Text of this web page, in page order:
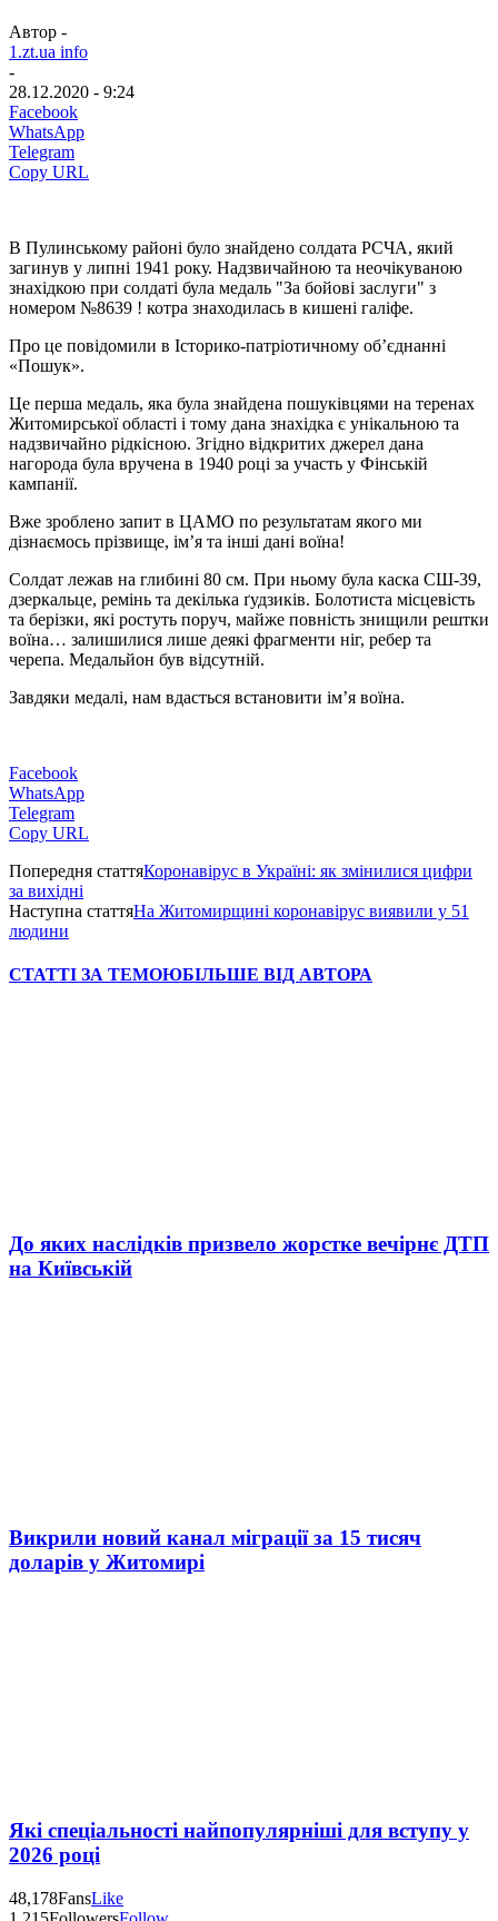
Автор -
1.zt.ua info
-
28.12.2020 - 9:24
Facebook
WhatsApp
Telegram
Copy URL
В Пулинському районі було знайдено солдата РСЧА, який
загинув у липні 1941 року. Надзвичайною та неочікуваною
знахідкою при солдаті була медаль "За бойові заслуги" з
номером №8639 ! котра знаходилась в кишені галіфе.
Про це повідомили в Історико-патріотичному об’єднанні
«Пошук».
Це перша медаль, яка була знайдена пошуківцями на теренах
Житомирської області і тому дана знахідка є унікальною та
надзвичайно рідкісною. Згідно відкритих джерел дана
нагорода була вручена в 1940 році за участь у Фінській
кампанії.
Вже зроблено запит в ЦАМО по результатам якого ми
дізнаємось прізвище, ім’я та інші дані воїна!
Солдат лежав на глибині 80 см. При ньому була каска СШ-39,
дзеркальце, ремінь та декілька ґудзиків. Болотиста місцевість
та берізки, які ростуть поруч, майже повність знищили рештки
воїна… залишилися лише деякі фрагменти ніг, ребер та
черепа. Медальйон був відсутній.
Завдяки медалі, нам вдасться встановити ім’я воїна.
Facebook
WhatsApp
Telegram
Copy URL
Попередня статтяКоронавірус в Україні: як змінилися цифри
за вихідні
Наступна статтяНа Житомирщині коронавірус виявили у 51
людини
СТАТТІ ЗА ТЕМОЮБІЛЬШЕ ВІД АВТОРА
До яких наслідків призвело жорстке вечірнє ДТП
на Київській
Викрили новий канал міграції за 15 тисяч
доларів у Житомирі
Які спеціальності найпопулярніші для вступу у
2026 році
48,178FansLike